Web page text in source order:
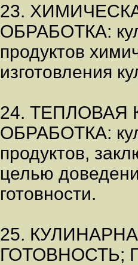
23.
ОБРАБОТКА:
продуктов
изготовления
24. ТЕПЛОВАЯ
ОБРАБОТКА:
продуктов,
целью
готовности.
25.
ГОТОВНОСТЬ;